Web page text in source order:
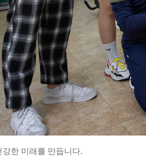
한 미래를 만듭니다.